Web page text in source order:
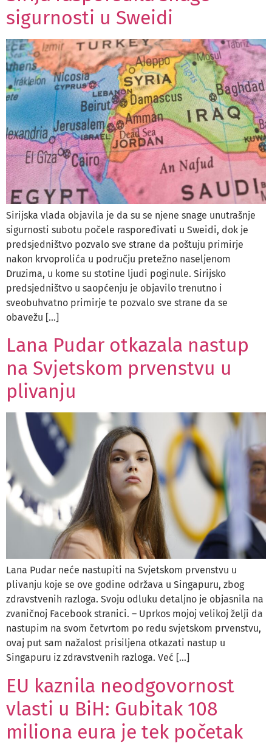
sigurnosti u Sweidi
Sirijska vlada objavila je da su se njene snage unutrašnje
sigurnosti subotu počele raspoređivati u Sweidi, dok je
predsjedništvo pozvalo sve strane da poštuju primirje
nakon krvoprolića u području pretežno naseljenom
Druzima, u kome su stotine ljudi poginule. Sirijsko
predsjedništvo u saopćenju je objavilo trenutno i
sveobuhvatno primirje te pozvalo sve strane da se
obavežu […]
Lana Pudar otkazala nastup
na Svjetskom prvenstvu u
plivanju
Lana Pudar neće nastupiti na Svjetskom prvenstvu u
plivanju koje se ove godine održava u Singapuru, zbog
zdravstvenih razloga. Svoju odluku detaljno je objasnila na
zvaničnoj Facebook stranici. – Uprkos mojoj velikoj želji da
nastupim na svom četvrtom po redu svjetskom prvenstvu,
ovaj put sam nažalost prisiljena otkazati nastup u
Singapuru iz zdravstvenih razloga. Već […]
EU kaznila neodgovornost
vlasti u BiH: Gubitak 108
miliona eura je tek početak